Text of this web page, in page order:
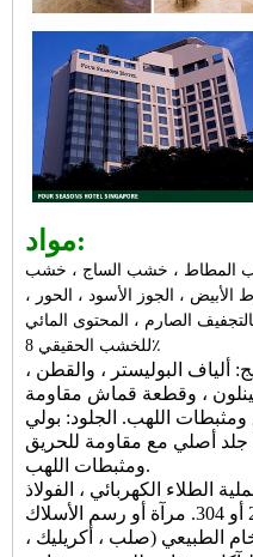
مواد:
المطاط ، خشب الساج ، خشب
الأبيض ، الجوز الأسود ، الحور ،
الصارم ، المحتوى المائي
للخشب الحقيقي 8٪
ألياف البوليستر ، والقطن ،
، وقطعة قماش مقاومة
ومثبطات اللهب. الجلود: بولي
، جلد أصلي مع مقاومة للحريق
ومثبطات اللهب.
الطلاء الكهربائي ، الفولاذ
الطبيعي (صلب ، أكريليك ،